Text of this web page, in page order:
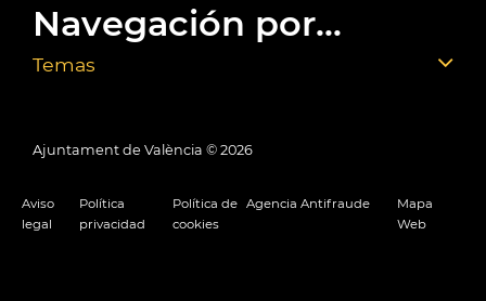
Navegación por...
Temas
Ajuntament de València © 2026
Aviso
legal
Política
privacidad
Política de
cookies
Agencia Antifraude
Mapa
Web